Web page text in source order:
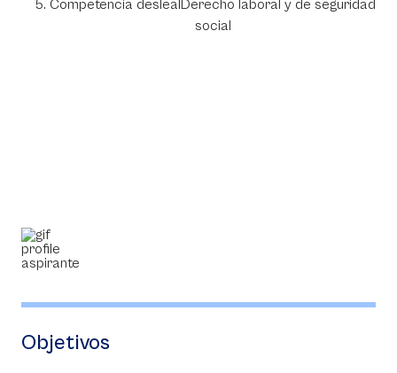
Competencia deslealDerecho laboral y de seguridad
social
Objetivos